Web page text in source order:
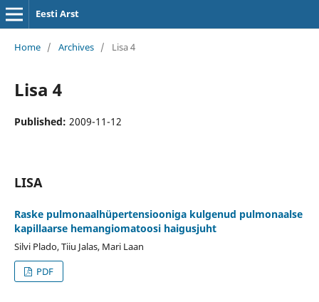
Eesti Arst
Home / Archives / Lisa 4
Lisa 4
Published: 2009-11-12
LISA
Raske pulmonaalhüpertensiooniga kulgenud pulmonaalse
kapillaarse hemangiomatoosi haigusjuht
Silvi Plado, Tiiu Jalas, Mari Laan
PDF